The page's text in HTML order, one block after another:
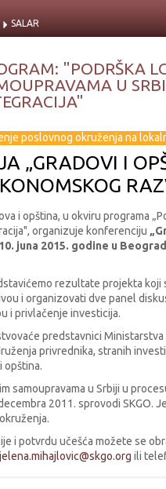
SALAR
"PODRŠKA
U
poslovnog okruženja na
„GRADOVI I
i opština, u okviru programa
organizuje konferenciju
juna 2015. godine u
rezultate projekta
i organizovati dve panel
i privlačenje investicija.
predstavnici
privrednika, stranih
opština.
samoupravama u Srbiji u
2011. sprovodi SKGO.
i potvrdu učešća možete se
jelena.mihajlovic@skgo.org ili